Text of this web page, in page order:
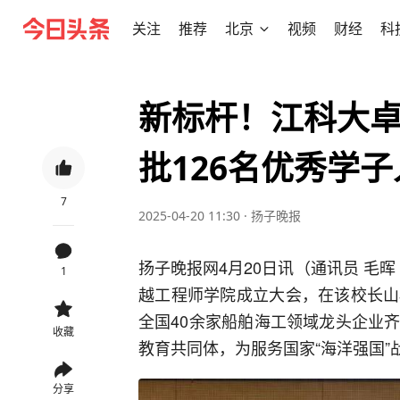
关注 推荐 北京 视频 财经 科
7
1
收藏
分享
新标杆！江科大
批126名优秀学
2025-04-20 11:30 · 扬子晚报
扬子晚报网4月20日讯（通讯员 毛
越工程师学院成立大会，在该校长
全国40余家船舶海工领域龙头企业
教育共同体，为服务国家“海洋强国”